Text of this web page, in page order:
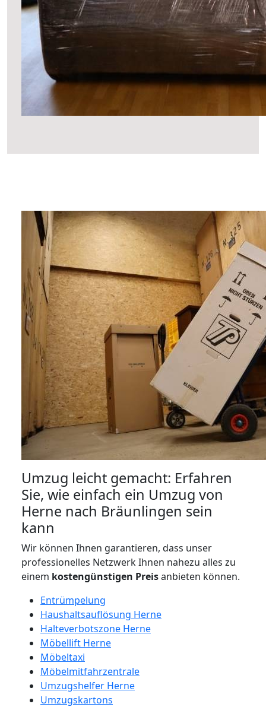
Umzug leicht gemacht: Erfahren
Sie, wie einfach ein Umzug von
Herne nach Bräunlingen sein
kann
Wir können Ihnen garantieren, dass unser
professionelles Netzwerk Ihnen nahezu alles zu
einem kostengünstigen Preisanbieten können.
Entrümpelung
Haushaltsauflösung Herne
Halteverbotszone Herne
Möbellift Herne
Möbeltaxi
Möbelmitfahrzentrale
Umzugshelfer Herne
Umzugskartons